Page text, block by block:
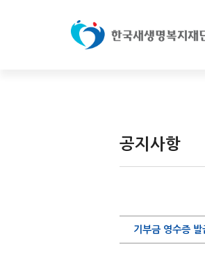
공지사항
기부금 영수증 발